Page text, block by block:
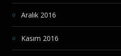
Aralık 2016
Kasım 2016